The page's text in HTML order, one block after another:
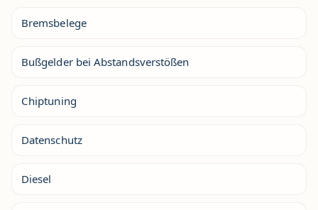
Bremsbelege
Bußgelder bei Abstandsverstößen
Chiptuning
Datenschutz
Diesel